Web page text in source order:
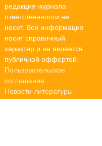
редакция журнала
ответственности не
несет. Вся информация
носит справочный
характер и не является
публичной оффертой.
Пользовательское
соглашение
Новости литературы